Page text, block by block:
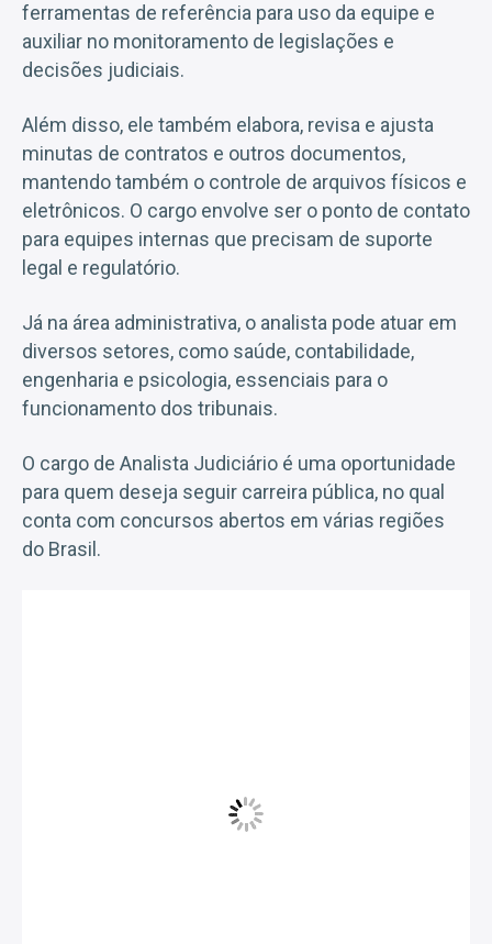
ferramentas de referência para uso da equipe e
auxiliar no monitoramento de legislações e
decisões judiciais.
Além disso, ele também elabora, revisa e ajusta
minutas de contratos e outros documentos,
mantendo também o controle de arquivos físicos e
eletrônicos. O cargo envolve ser o ponto de contato
para equipes internas que precisam de suporte
legal e regulatório.
Já na área administrativa, o analista pode atuar em
diversos setores, como saúde, contabilidade,
engenharia e psicologia, essenciais para o
funcionamento dos tribunais.
O cargo de Analista Judiciário é uma oportunidade
para quem deseja seguir carreira pública, no qual
conta com concursos abertos em várias regiões
do Brasil.